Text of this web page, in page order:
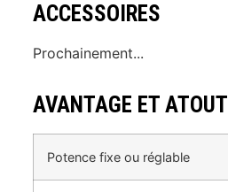
ACCESSOIRES
Prochainement...
AVANTAGE ET ATOUT
Potence fixe ou réglable